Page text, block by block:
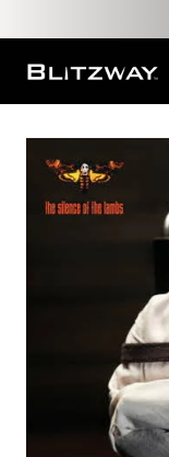
너
뛰
기